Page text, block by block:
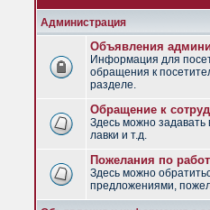
Администрация
Объявления
Информация для
обращения к
разделе.
Обращение к
Здесь можно
лавки и т.д.
Пожелания по
Здесь можно
предложениями,